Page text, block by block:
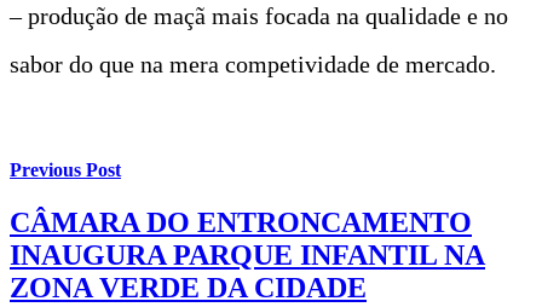
– produção de maçã mais focada na qualidade e no
sabor do que na mera competividade de mercado.
Previous Post
CÂMARA DO ENTRONCAMENTO
INAUGURA PARQUE INFANTIL NA
ZONA VERDE DA CIDADE